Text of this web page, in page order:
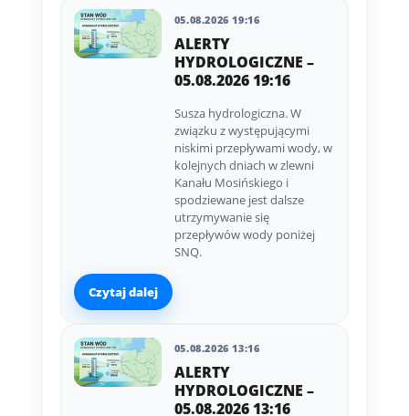
05.08.2026 19:16
ALERTY
HYDROLOGICZNE –
05.08.2026 19:16
Susza hydrologiczna. W
związku z występującymi
niskimi przepływami wody, w
kolejnych dniach w zlewni
Kanału Mosińskiego i
spodziewane jest dalsze
utrzymywanie się
przepływów wody poniżej
SNQ.
Czytaj dalej
05.08.2026 13:16
ALERTY
HYDROLOGICZNE –
05.08.2026 13:16